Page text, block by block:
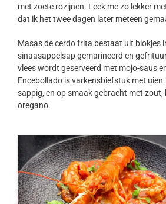
met zoete rozijnen. Leek me zo lekker
dat ik het twee dagen later meteen
Masas de cerdo frita bestaat uit blokjes
sinaasappelsap gemarineerd en
vlees wordt geserveerd met mojo-saus
Encebollado is varkensbiefstuk met
sappig, en op smaak gebracht met zout,
oregano.